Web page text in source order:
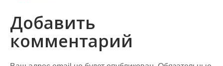
и
г
а
Добавить
комментарий